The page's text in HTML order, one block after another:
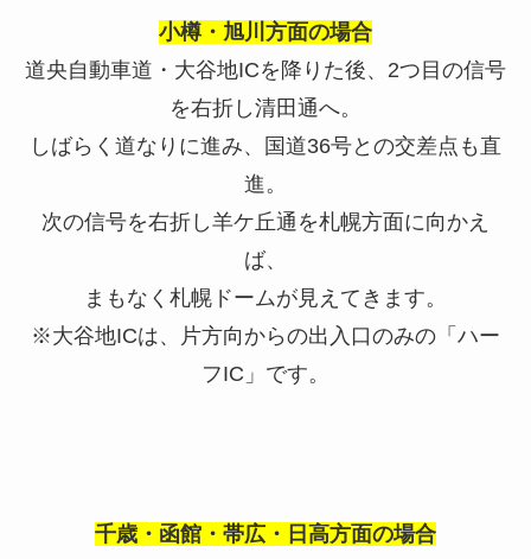
小樽・旭川方面の場合
道央自動車道・大谷地ICを降りた後、 2つ目の信号
を右折し清田通へ。
しばらく道なりに進み、国道36号との交差点も直
進。
次の信号を右折し羊ケ丘通を札幌方面に向かえ
ば、
まもなく札幌ドームが見えてきます。
※大谷地ICは、片方向からの出入口のみの「ハー
フIC 」です。
千歳・函館・帯広・日高方面の場合